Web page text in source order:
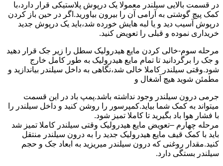
در قسمت بالایی سیلندر معمولا یک درپوش پلاستیکی قرار دارد،با
کمک پیچ گوشتی به آرامی آن را بیرون بیاورید.اگر در حین باز کردن
درپوش آسیب دید و یا لبه هایش خورده شد،باید یک درپوش جدید
خریداری نموده و قبلی را تعویض کنید.
مرحله سوم-خالی کردن مایع هیدرولیک سطل را زیر جک قرار دهید
و جک را برگردانید تا تمام مایع هیدرولیک به طور کامل خارج
شود.وقتی سیلندر کاملا خالی شد،نگاهی به داخل سیلندر بیاندازید و
مطمئن شوید هیچ آشغال و
جرمی درون سیلندر وجود نداشته باشد.پمپ باد در این قسمت
میتواند به کمک شما بیاید.کمپرسور را روشن کنید و داخل سیلندر را
با فشار هوا باد بگیرید تا کاملا تمیز شود.
مرحله چهارم –تعویض مایع هیدرولیک وقتی سیلندر کاملا تمیز شد
باید با کمک قیف مایع هیدرولیک جدید را به درون سیلندر منتقل
کنید.مقدار روغنی که درون سیلندر میریزید به ابعاد جک و حجم
سیلندر بستگی دارد.